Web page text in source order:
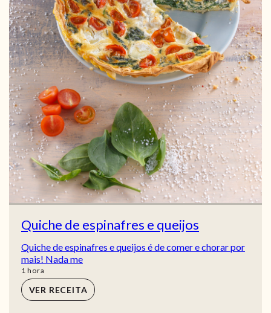
Quiche de espinafres e queijos
Quiche de espinafres e queijos é de comer e chorar por
mais! Nada me
1 hora
hora
VER RECEITA